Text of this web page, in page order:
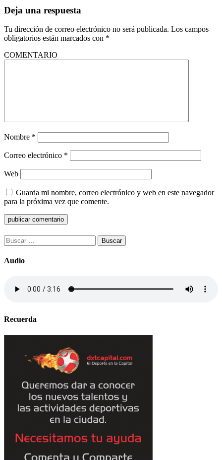
Deja una respuesta
Tu dirección de correo electrónico no será publicada. Los campos
obligatorios están marcados con *
COMENTARIO
Nombre *
Correo electrónico *
Web
Guarda mi nombre, correo electrónico y web en este navegador
para la próxima vez que comente.
Buscar:
Audio
Recuerda